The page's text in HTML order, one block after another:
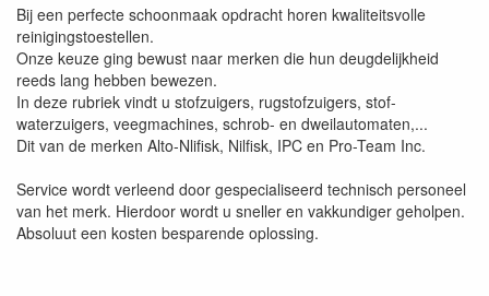
Bij een perfecte schoonmaak opdracht horen kwaliteitsvolle
reinigingstoestellen.
Onze keuze ging bewust naar merken die hun deugdelijkheid
reeds lang hebben bewezen.
In deze rubriek vindt u stofzuigers, rugstofzuigers, stof-
waterzuigers, veegmachines, schrob- en dweilautomaten,...
Dit van de merken Alto-Nlifisk, Nilfisk, IPC en Pro-Team Inc.
Service wordt verleend door gespecialiseerd technisch personeel
van het merk. Hierdoor wordt u sneller en vakkundiger geholpen.
Absoluut een kosten besparende oplossing.